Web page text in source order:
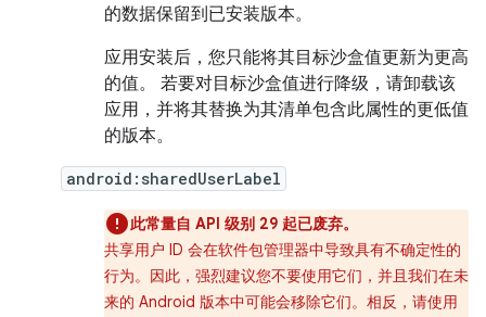
的数据保留到已安装版本。
应用安装后，您只能将其目标沙盒值更新为更高
的值。 若要对目标沙盒值进行降级，请卸载该
应用，并将其替换为其清单包含此属性的更低值
的版本。
android:sharedUserLabel
此常量自 API 级别 29 起已废弃。
共享用户 ID 会在软件包管理器中导致具有不确定性的
行为。因此，强烈建议您不要使用它们，并且我们在未
来的 Android 版本中可能会移除它们。相反，请使用